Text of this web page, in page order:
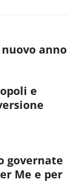
anno
e
governate
Me e per